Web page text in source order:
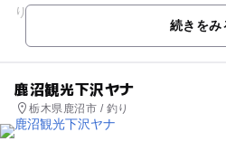
り、雨の日でも遊べる人気のスポットです。 釣っ
続きをみ
鹿沼観光下沢ヤナ
栃木県鹿沼市 / 釣り